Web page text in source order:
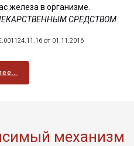
железа в организме.
СРЕДСТВОМ
от 01.11.2016
механизм